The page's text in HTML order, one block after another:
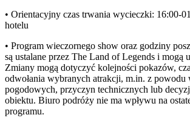
• Orientacyjny czas trwania wycieczki: 16:00-
hotelu
• Program wieczornego show oraz godziny
są ustalane przez The Land of Legends i mogą
Zmiany mogą dotyczyć kolejności pokazów,
odwołania wybranych atrakcji, m.in. z powodu
pogodowych, przyczyn technicznych lub
obiektu. Biuro podróży nie ma wpływu na
programu.